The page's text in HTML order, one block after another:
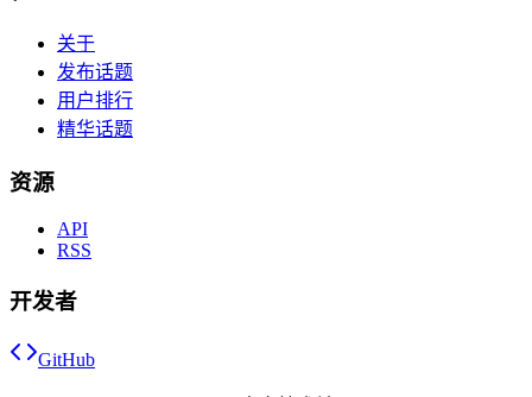
关于
发布话题
用户排行
精华话题
资源
API
RSS
开发者
GitHub